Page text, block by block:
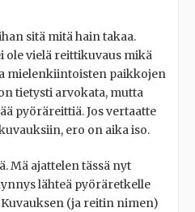
sitä mitä hain takaa.
vielä reittikuvaus mikä
mielenkiintoisten paikkojen
tietysti arvokata, mutta
pyöräreittiä. Jos vertaatte
ero on aika iso.
Mä ajattelen tässä nyt
lähteä pyöräretkelle
(ja reitin nimen)